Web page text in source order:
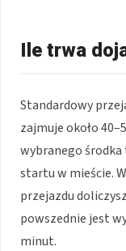
Ile trwa
Standardowy
zajmuje około
wybranego
startu w mieście.
przejazdu
powszednie jest
minut.